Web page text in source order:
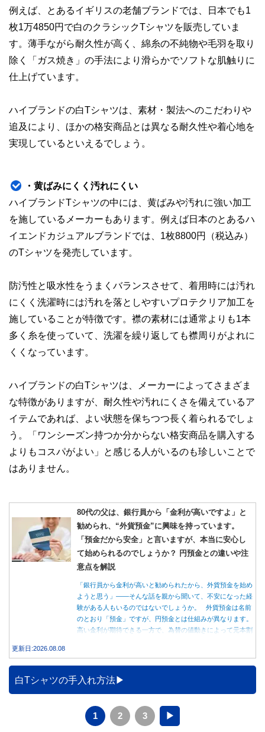
例えば、とあるイギリスの老舗ブランドでは、日本でも1
枚1万4850円で白のクラシックTシャツを販売していま
す。薄手ながら耐久性が高く、綿糸の不純物や毛羽を取り
除く「ガス焼き」の手法により滑らかでソフトな肌触りに
仕上げています。
ハイブランドの白Tシャツは、素材・製法へのこだわりや
追及により、ほかの格安商品とは異なる耐久性や着心地を
実現しているといえるでしょう。
・黄ばみにくく汚れにくい
ハイブランドTシャツの中には、黄ばみや汚れに強い加工
を施しているメーカーもあります。例えば日本のとあるハ
イエンドカジュアルブランドでは、1枚8800円（税込み）
のTシャツを発売しています。
防汚性と吸水性をうまくバランスさせて、着用時には汚れ
にくく洗濯時には汚れを落としやすいプロテクリア加工を
施していることが特徴です。襟の素材には通常よりも1本
多く糸を使っていて、洗濯を繰り返しても襟周りがよれに
くくなっています。
ハイブランドの白Tシャツは、メーカーによってさまざま
な特徴がありますが、耐久性や汚れにくさを備えているア
イテムであれば、よい状態を保ちつつ長く着られるでしょ
う。「ワンシーズン持つか分からない格安商品を購入する
よりもコスパがよい」と感じる人がいるのも珍しいことで
はありません。
80代の父は、銀行員から「金利が高いですよ」と
勧められ、“外貨預金”に興味を持っています。
「預金だから安全」と言いますが、本当に安心し
て始められるのでしょうか？ 円預金との違いや注
意点を解説
「銀行員から金利が高いと勧められたから、外貨預金を始め
ようと思う」――そんな話を親から聞いて、不安になった経
験がある人もいるのではないでしょうか。 外貨預金は名前
のとおり「預金」ですが、円預金とは仕組みが異なります。
高い金利が期待できる一方で、為替の値動きによって元本割
更新日:2026.08.08
白Tシャツの手入れ方法
1 2 3 ▶